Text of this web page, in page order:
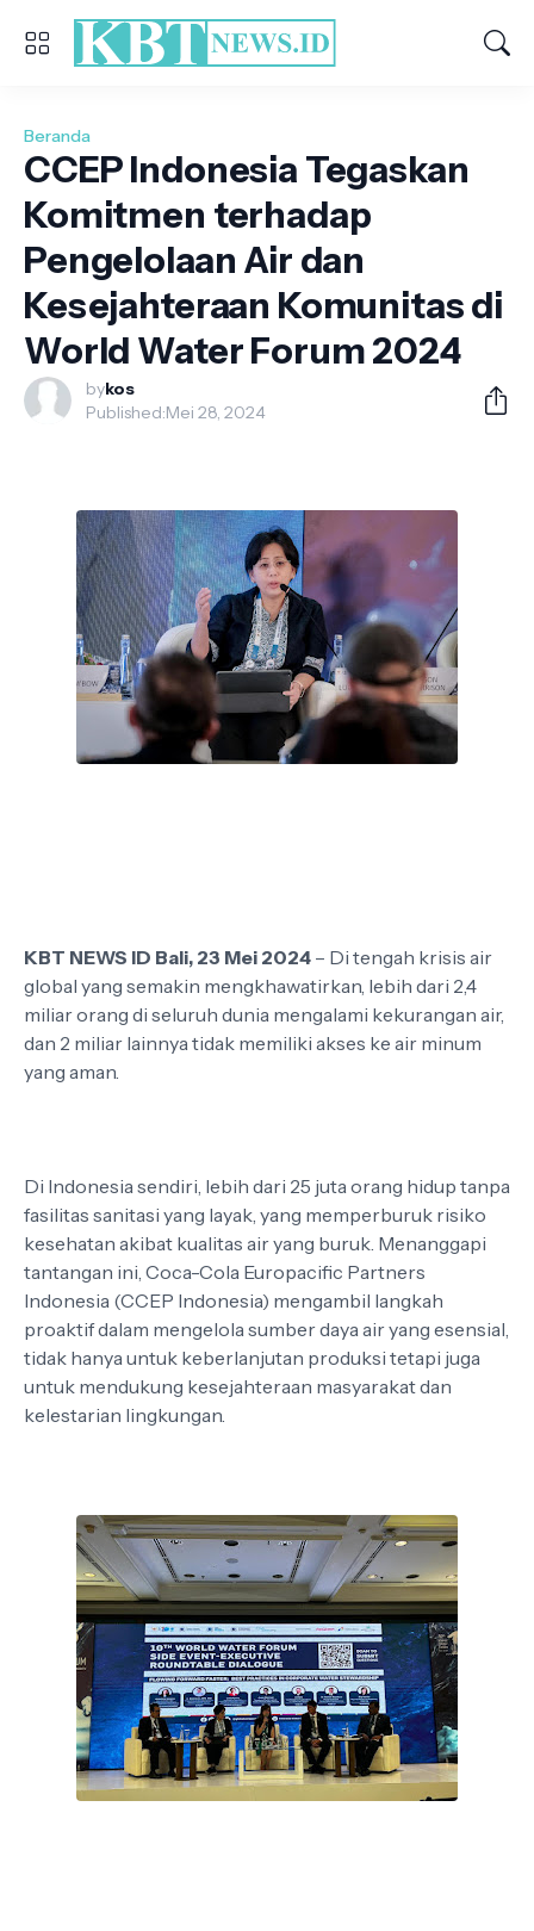
Beranda
CCEP Indonesia Tegaskan
Komitmen terhadap
Pengelolaan Air dan
Kesejahteraan Komunitas di
World Water Forum 2024
bykos
Published:Mei 28, 2024
KBT NEWS ID Bali, 23 Mei 2024 – Di tengah krisis air
global yang semakin mengkhawatirkan, lebih dari 2,4
miliar orang di seluruh dunia mengalami kekurangan air,
dan 2 miliar lainnya tidak memiliki akses ke air minum
yang aman.
Di Indonesia sendiri, lebih dari 25 juta orang hidup tanpa
fasilitas sanitasi yang layak, yang memperburuk risiko
kesehatan akibat kualitas air yang buruk. Menanggapi
tantangan ini, Coca-Cola Europacific Partners
Indonesia (CCEP Indonesia) mengambil langkah
proaktif dalam mengelola sumber daya air yang esensial,
tidak hanya untuk keberlanjutan produksi tetapi juga
untuk mendukung kesejahteraan masyarakat dan
kelestarian lingkungan.